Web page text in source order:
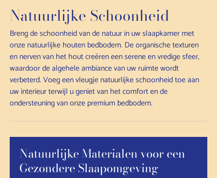
Natuurlijke Schoonheid
Breng de schoonheid van de natuur in uw slaapkamer met
onze natuurlijke houten bedbodem. De organische texturen
en nerven van het hout creëren een serene en vredige sfeer,
waardoor de algehele ambiance van uw ruimte wordt
verbeterd. Voeg een vleugje natuurlijke schoonheid toe aan
uw interieur terwijl u geniet van het comfort en de
ondersteuning van onze premium bedbodem.
Natuurlijke Materialen voor een
Gezondere Slaapomgeving